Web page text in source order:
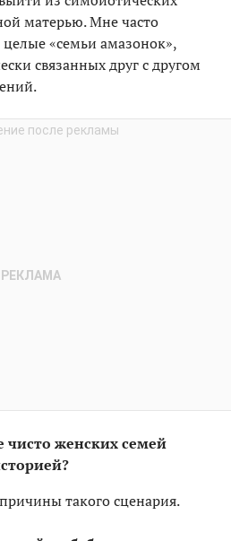
матерью. Мне часто
«семьи амазонок»,
связанных друг с другом
чисто женских семей
такого сценария.